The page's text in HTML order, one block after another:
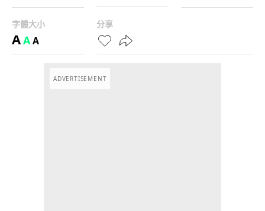
字體大小
AAA
分享
ADVERTISEMENT